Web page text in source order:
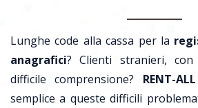
Lunghe code alla cassa per la
anagrafici? Clienti stranieri,
difficile comprensione? RENT-
semplice a queste difficili